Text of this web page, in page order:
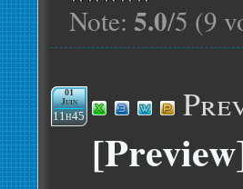
Note: 5.0/5 (9
01
Juin
11h45